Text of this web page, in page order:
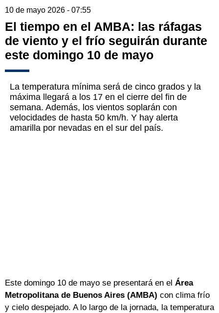
10 de mayo 2026 - 07:55
El tiempo en el AMBA: las ráfagas
de viento y el frío seguirán durante
este domingo 10 de mayo
La temperatura mínima será de cinco grados y la
máxima llegará a los 17 en el cierre del fin de
semana. Además, los vientos soplarán con
velocidades de hasta 50 km/h. Y hay alerta
amarilla por nevadas en el sur del país.
Este domingo 10 de mayo se presentará en el Área
Metropolitana de Buenos Aires (AMBA) con clima frío
y cielo despejado. A lo largo de la jornada, la temperatura